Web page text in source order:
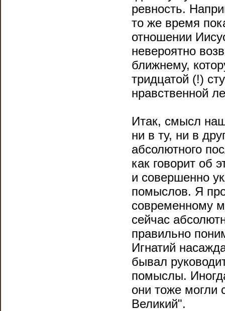
ревность.
то же время
отношении
невероятно
ближнему,
тридцатой (!)
нравственной
Итак, смысл
ни в ту, ни в
абсолютного
как говорит об
и совершенно
помыслов. Я
современному
сейчас
правильно
Игнатий
бывал
помыслы.
они тоже могли
Великий".